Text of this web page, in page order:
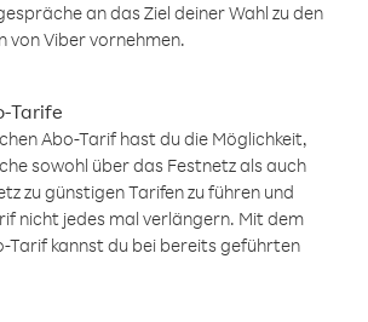
an das Ziel deiner Wahl zu den
von Viber vornehmen.
Tarife
Abo-Tarif hast du die Möglichkeit,
sowohl über das Festnetz als auch
zu günstigen Tarifen zu führen und
nicht jedes mal verlängern. Mit dem
Tarif kannst du bei bereits geführten